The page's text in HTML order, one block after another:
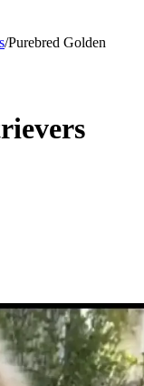
/Purebred Golden